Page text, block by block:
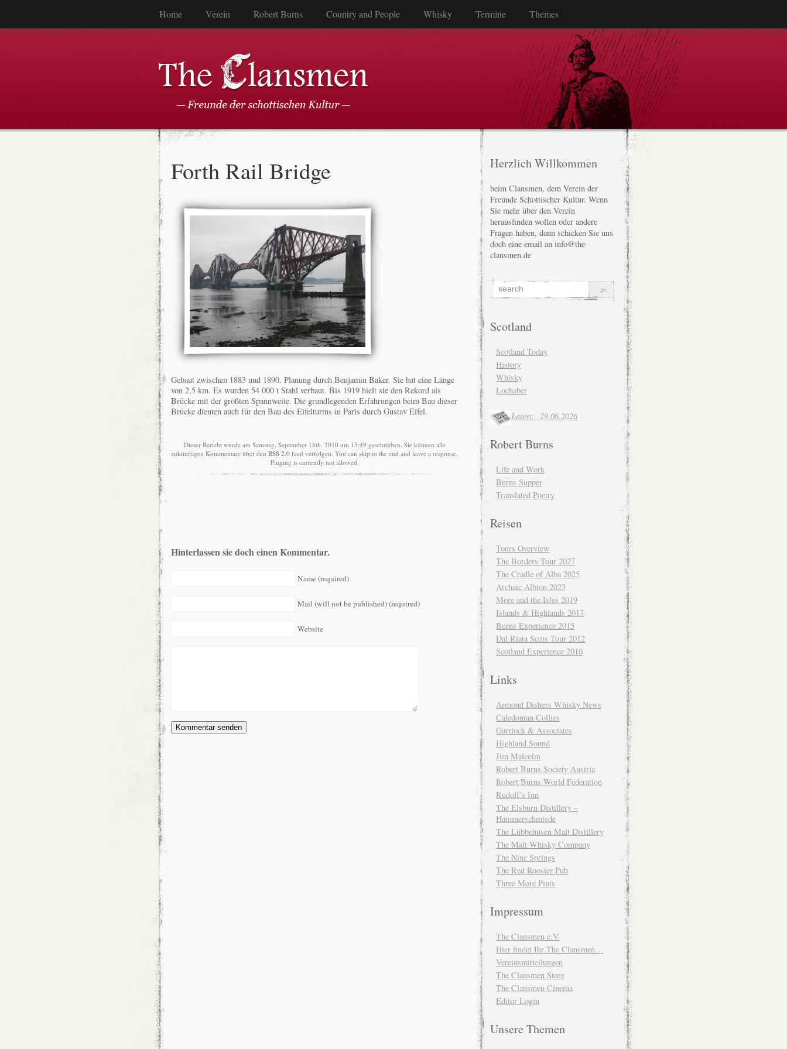
Home Verein Robert Burns Country and People Whisky Termine Themes
Forth Rail Bridge
Gebaut zwischen 1883 und 1890. Planung durch Benjamin Baker. Sie hat eine Länge
von 2,5 km. Es wurden 54 000 t Stahl verbaut. Bis 1919 hielt sie den Rekord als
Brücke mit der größten Spannweite. Die grundlegenden Erfahrungen beim Bau dieser
Brücke dienten auch für den Bau des Eifelturms in Paris durch Gustav Eifel.
Dieser Bericht wurde am Samstag, September 18th, 2010 um 15:49 geschrieben. Sie können alle
zukünftigen Kommentare über den RSS 2.0 feed verfolgen. You can skip to the end and leave a response.
Pinging is currently not allowed.
Hinterlassen sie doch einen Kommentar.
Name (required)
Mail (will not be published) (required)
Website
Herzlich Willkommen
beim Clansmen, dem Verein der
Freunde Schottischer Kultur. Wenn
Sie mehr über den Verein
herausfinden wollen oder andere
Fragen haben, dann schicken Sie uns
doch eine email an info@the-
clansmen.de
Scotland
Scotland Today
History
Whisky
Lochaber
Latest: 29.06.2026
Robert Burns
Life and Work
Burns Supper
Translated Poetry
Reisen
Tours Overview
The Borders Tour 2027
The Cradle of Alba 2025
Archaic Albion 2023
More and the Isles 2019
Islands & Highlands 2017
Burns Experience 2015
Dal Riata Scots Tour 2012
Scotland Experience 2010
Links
Armond Dishers Whisky News
Caledonian Collies
Garriock & Associates
Highland Sound
Jim Malcolm
Robert Burns Society Austria
Robert Burns World Federation
Rudolf’s Inn
The Elsburn Distillery –
Hammerschmiede
The Lübbehusen Malt Distillery
The Malt Whisky Company
The Nine Springs
The Red Rooster Pub
Three More Pints
Impressum
The Clansmen e.V.
Hier findet Ihr The Clansmen…
Vereinsmitteilungen
The Clansmen Store
The Clansmen Cinema
Editor Login
Unsere Themen